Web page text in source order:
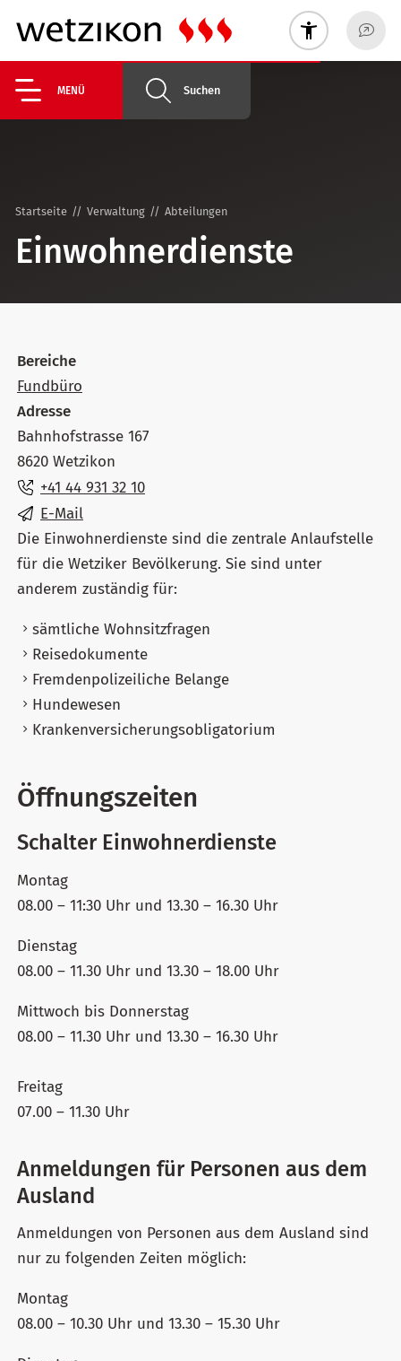
MENÜ Suchen
Startseite Verwaltung Abteilungen
Einwohnerdienste
Bereiche
Fundbüro
Adresse
Bahnhofstrasse 167
8620 Wetzikon
+41 44 931 32 10
E-Mail
Die Einwohnerdienste sind die zentrale Anlaufstelle
für die Wetziker Bevölkerung. Sie sind unter
anderem zuständig für:
sämtliche Wohnsitzfragen
Reisedokumente
Fremdenpolizeiliche Belange
Hundewesen
Krankenversicherungsobligatorium
Öffnungszeiten
Schalter Einwohnerdienste
Montag
08.00 – 11:30 Uhr und 13.30 – 16.30 Uhr
Dienstag
08.00 – 11.30 Uhr und 13.30 – 18.00 Uhr
Mittwoch bis Donnerstag
08.00 – 11.30 Uhr und 13.30 – 16.30 Uhr
Freitag
07.00 – 11.30 Uhr
Anmeldungen für Personen aus dem
Ausland
Anmeldungen von Personen aus dem Ausland sind
nur zu folgenden Zeiten möglich:
Montag
08.00 – 10.30 Uhr und 13.30 – 15.30 Uhr